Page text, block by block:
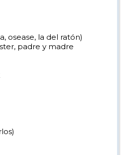
osease, la del ratón)
padre y madre